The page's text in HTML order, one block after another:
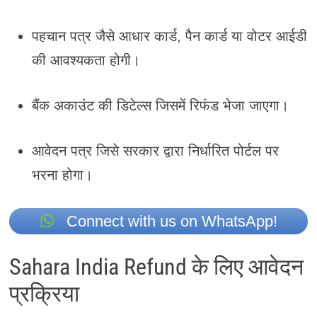
पहचान पत्र जैसे आधार कार्ड, पैन कार्ड या वोटर आईडी
की आवश्यकता होगी।
बैंक अकाउंट की डिटेल्स जिसमें रिफंड भेजा जाएगा।
आवेदन पत्र जिसे सरकार द्वारा निर्धारित पोर्टल पर
भरना होगा।
Connect with us on WhatsApp!
Sahara India Refund के लिए आवेदन
प्रक्रिया